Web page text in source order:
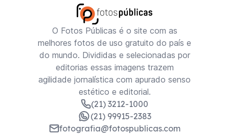
O Fotos Públicas é o site com as
melhores fotos de uso gratuito do país e
do mundo. Divididas e selecionadas por
editorias essas imagens trazem
agilidade jornalística com apurado senso
estético e editorial.
(21) 3212-1000
(21) 99915-2383
fotografia@fotospublicas.com